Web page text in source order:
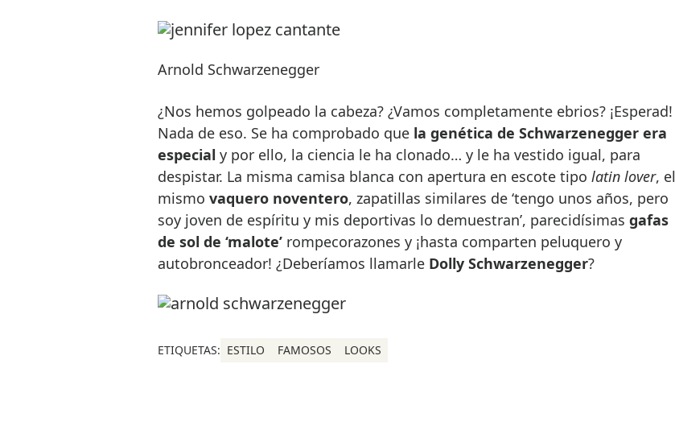
Arnold Schwarzenegger
¿Nos hemos golpeado la cabeza? ¿Vamos completamente ebrios? ¡Esperad!
Nada de eso. Se ha comprobado que la genética de Schwarzenegger era
especial y por ello, la ciencia le ha clonado… y le ha vestido igual, para
despistar. La misma camisa blanca con apertura en escote tipo latin lover, el
mismo vaquero noventero, zapatillas similares de ‘tengo unos años, pero
soy joven de espíritu y mis deportivas lo demuestran’, parecidísimas gafas
de sol de ‘malote’rompecorazones y ¡hasta comparten peluquero y
autobronceador! ¿Deberíamos llamarle Dolly Schwarzenegger?
ETIQUETAS: ESTILO FAMOSOS LOOKS